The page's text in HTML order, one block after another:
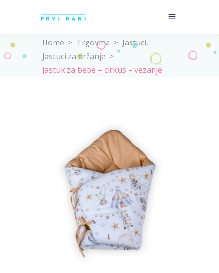
Home > Trgovina > Jastuci,
Jastuci za držanje >
Jastuk za bebe – cirkus – vezanje